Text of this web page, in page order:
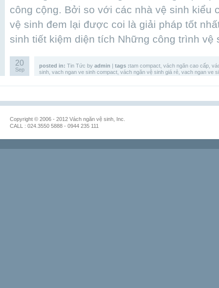
công cộng. Bởi so với các nhà vệ sinh kiểu
vệ sinh đem lại được coi là giải pháp tốt
sinh tiết kiệm diện tích Những công trình vệ
20
Sep
posted in: Tin Tức by admin | tags :tam compact vách ngăn cao cấp
sinh vach ngan ve sinh compact vách ngăn vệ sinh giá rẻ vach ngan ve
Copyright © 2006 - 2012 Vách ngăn vệ sinh, Inc.
CALL : 024.3550 5888 - 0944 235 111